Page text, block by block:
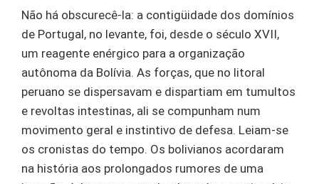
Não há obscurecê-la: a contigüidade dos domínios
de Portugal, no levante, foi, desde o século XVII,
um reagente enérgico para a organização
autônoma da Bolívia. As forças, que no litoral
peruano se dispersavam e dispartiam em tumultos
e revoltas intestinas, ali se compunham num
movimento geral e instintivo de defesa. Leiam-se
os cronistas do tempo. Os bolivianos acordaram
na história aos prolongados rumores de uma